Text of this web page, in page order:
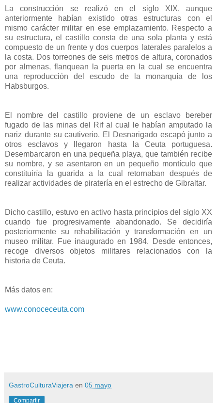
La construcción se realizó en el siglo XIX, aunque
anteriormente habían existido otras estructuras con el
mismo carácter militar en ese emplazamiento. Respecto a
su estructura, el castillo consta de una sola planta y está
compuesto de un frente y dos cuerpos laterales paralelos a
la costa. Dos torreones de seis metros de altura, coronados
por almenas, flanquean la puerta en la cual se encuentra
una reproducción del escudo de la monarquía de los
Habsburgos.
El nombre del castillo proviene de un esclavo bereber
fugado de las minas del Rif al cual le habían amputado la
nariz durante su cautiverio. El Desnarigado escapó junto a
otros esclavos y llegaron hasta la Ceuta portuguesa.
Desembarcaron en una pequeña playa, que también recibe
su nombre, y se asentaron en un pequeño montículo que
constituiría la guarida a la cual retornaban después de
realizar actividades de piratería en el estrecho de Gibraltar.
Dicho castillo, estuvo en activo hasta principios del siglo XX
cuando fue progresivamente abandonado. Se decidiría
posteriormente su rehabilitación y transformación en un
museo militar. Fue inaugurado en 1984. Desde entonces,
recoge diversos objetos militares relacionados con la
historia de Ceuta.
Más datos en:
www.conoceceuta.com
GastroCulturaViajera en 05 mayo
Compartir